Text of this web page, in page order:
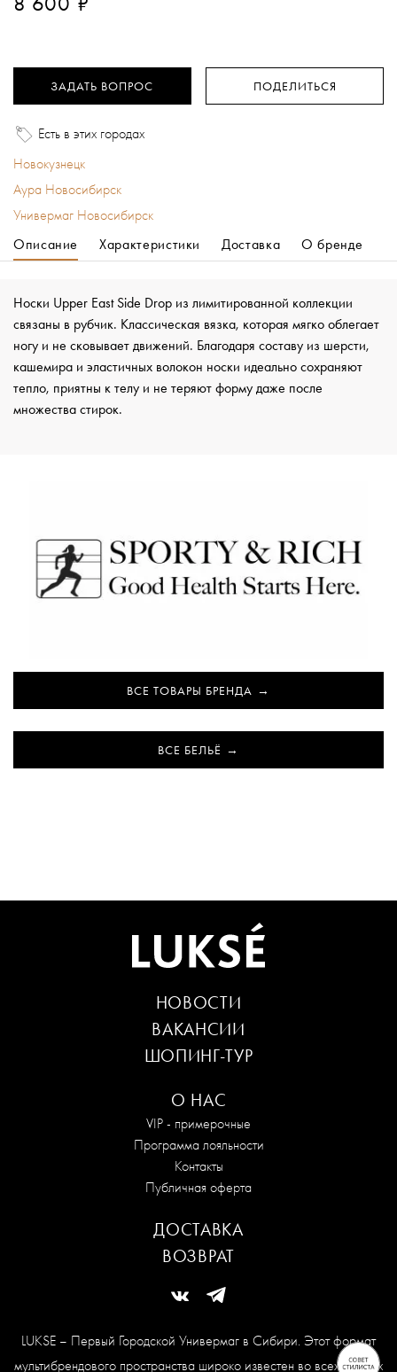
ЗАДАТЬ ВОПРОС ПОДЕЛИТЬСЯ
Есть в этих городах
Новокузнецк
Аура Новосибирск
Универмаг Новосибирск
Описание
Характеристики Доставка О бренде
Носки Upper East Side Drop из лимитированной коллекции
связаны в рубчик. Классическая вязка, которая мягко облегает
ногу и не сковывает движений. Благодаря составу из шерсти,
кашемира и эластичных волокон носки идеально сохраняют
тепло, приятны к телу и не теряют форму даже после
множества стирок.
ВСЕ ТОВАРЫ БРЕНДА
ВСЕ БЕЛЬЁ
LUKSE – Первый Городской Универмаг в Сибири. Этот формат
мультибрендового пространства широко известен во всех модных
О НАС
VIP - примерочные
Программа лояльности
Контакты
Публичная оферта
НОВОСТИ
ВАКАНСИИ
ШОПИНГ-ТУР
ДОСТАВКА
ВОЗВРАТ